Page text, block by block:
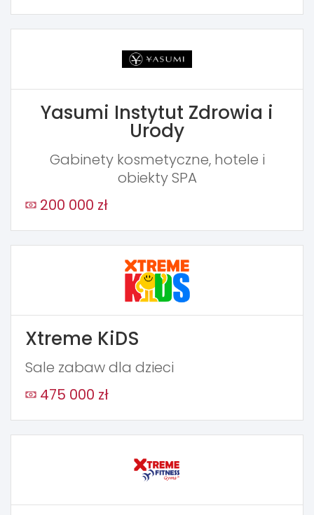
Yasumi Instytut Zdrowia i
Urody
Gabinety kosmetyczne, hotele i
obiekty SPA
200 000 zł
Xtreme KiDS
Sale zabaw dla dzieci
475 000 zł